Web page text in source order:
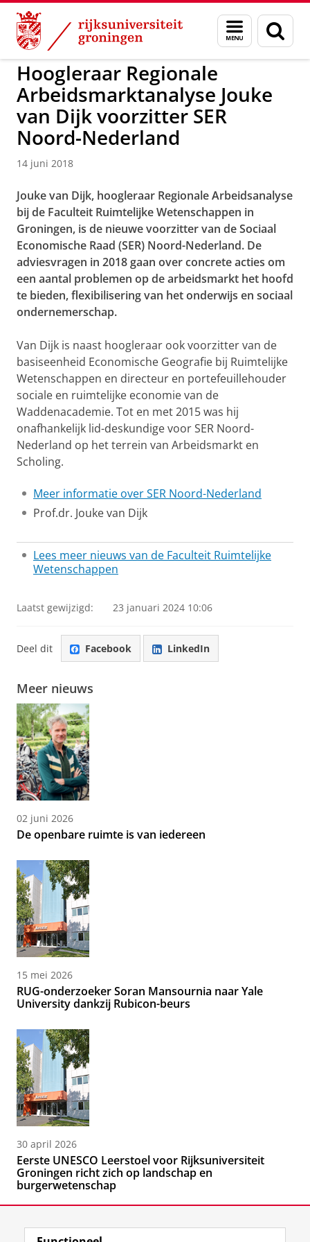
Skip
Content
Skip
Navigation
Menu
en
zoeken
Over ons Faculteit Ruimtelijke Wetenschappen
Hoogleraar Regionale
Arbeidsmarktanalyse Jouke
van Dijk voorzitter SER
Noord-Nederland
14 juni 2018
Jouke van Dijk, hoogleraar Regionale Arbeidsanalyse
bij de Faculteit Ruimtelijke Wetenschappen in
Groningen, is de nieuwe voorzitter van de Sociaal
Economische Raad (SER) Noord-Nederland. De
adviesvragen in 2018 gaan over concrete acties om
een aantal problemen op de arbeidsmarkt het hoofd
te bieden, flexibilisering van het onderwijs en sociaal
ondernemerschap.
Van Dijk is naast hoogleraar ook voorzitter van de
basiseenheid Economische Geografie bij Ruimtelijke
Wetenschappen en directeur en portefeuillehouder
sociale en ruimtelijke economie van de
Waddenacademie. Tot en met 2015 was hij
onafhankelijk lid-deskundige voor SER Noord-
Nederland op het terrein van Arbeidsmarkt en
Scholing.
Meer informatie over SER Noord-Nederland
Prof.dr. Jouke van Dijk
Lees meer nieuws van de Faculteit Ruimtelijke
Wetenschappen
Laatst gewijzigd: 23 januari 2024 10:06
Deel dit Facebook LinkedIn
Meer nieuws
02 juni 2026
De openbare ruimte is van iedereen
15 mei 2026
RUG-onderzoeker Soran Mansournia naar Yale
University dankzij Rubicon-beurs
30 april 2026
Eerste UNESCO Leerstoel voor Rijksuniversiteit
Groningen richt zich op landschap en
burgerwetenschap